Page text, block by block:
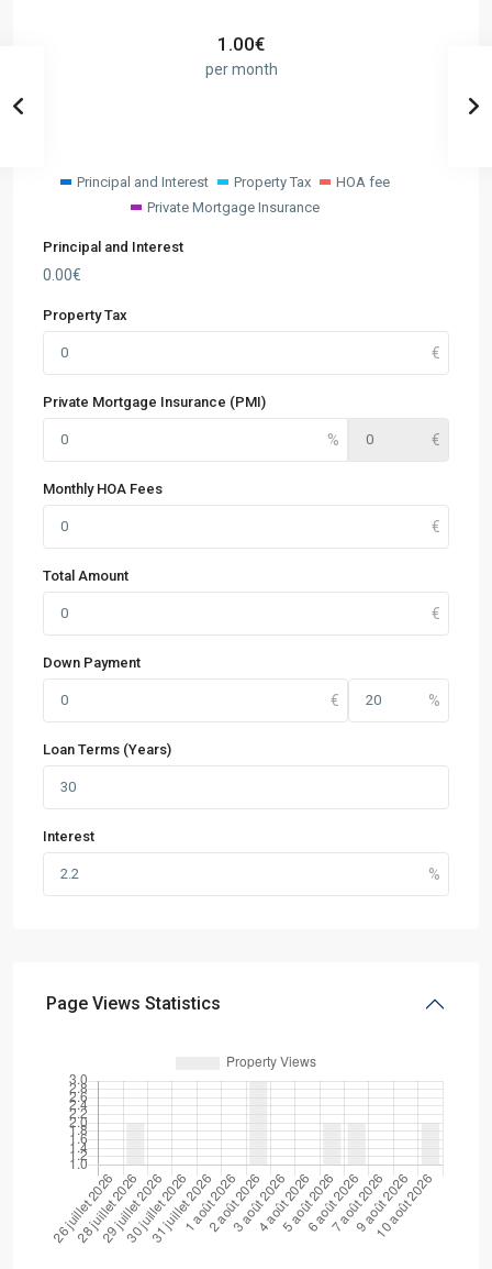
1.00€
per month
Principal and Interest Property Tax
HOA fee
Private Mortgage Insurance
Principal and Interest
0.00€
Property Tax
Private Mortgage Insurance (PMI)
Monthly HOA Fees
Total Amount
Down Payment
Loan Terms (Years)
Interest
Page Views Statistics